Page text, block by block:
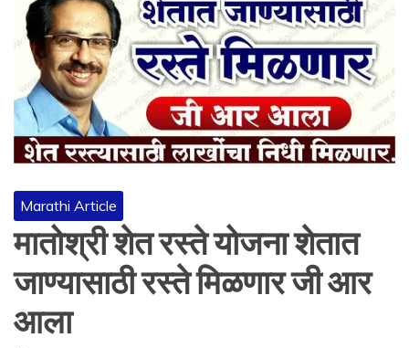
Marathi Article
मातोश्री शेत रस्ते योजना शेतात
जाण्यासाठी रस्ते मिळणार जी आर
आला